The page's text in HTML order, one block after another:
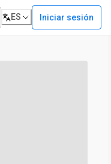
ES Iniciar sesión